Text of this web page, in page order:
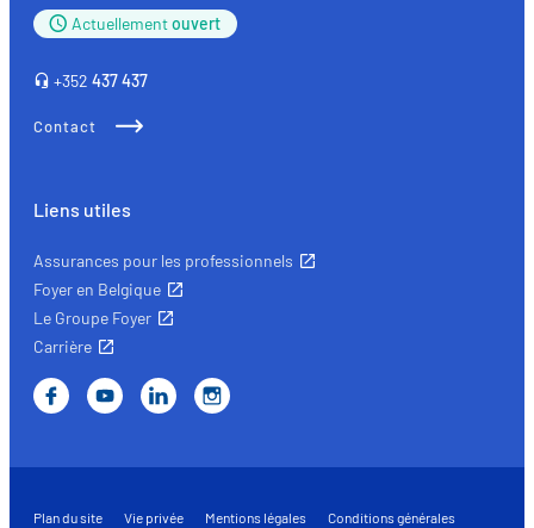
une
adaptée
Actuellementouvert
+352 437 437
Contact
Liens utiles
Assurances pour les professionnels
Foyer en Belgique
Le Groupe Foyer
Carrière
Plan du site Vie privée Mentions légales
Conditions générales